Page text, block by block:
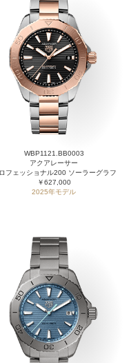
WBP1121.BB0003
アクアレーサー
フェッショナル200 ソーラーグラフ
￥627,000
2025年モデル